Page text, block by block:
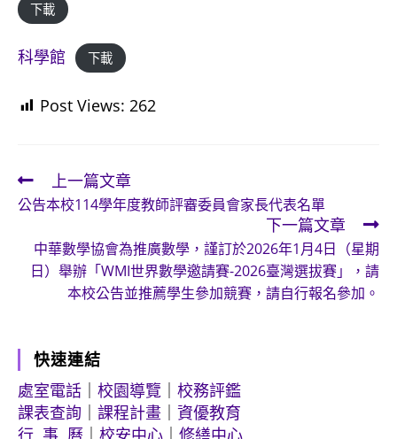
下載
科學館 下載
Post Views: 262
Read
more
articles
上一篇文章
公告本校114學年度教師評審委員會家長代表名單
下一篇文章
中華數學協會為推廣數學，謹訂於2026年1月4日（星期
日）舉辦「WMI世界數學邀請賽-2026臺灣選拔賽」，請
本校公告並推薦學生參加競賽，請自行報名參加。
快速連結
處室電話
校園導覽
校務評鑑
課表查詢
課程計畫
資優教育
行 事 曆
校安中心
修繕中心